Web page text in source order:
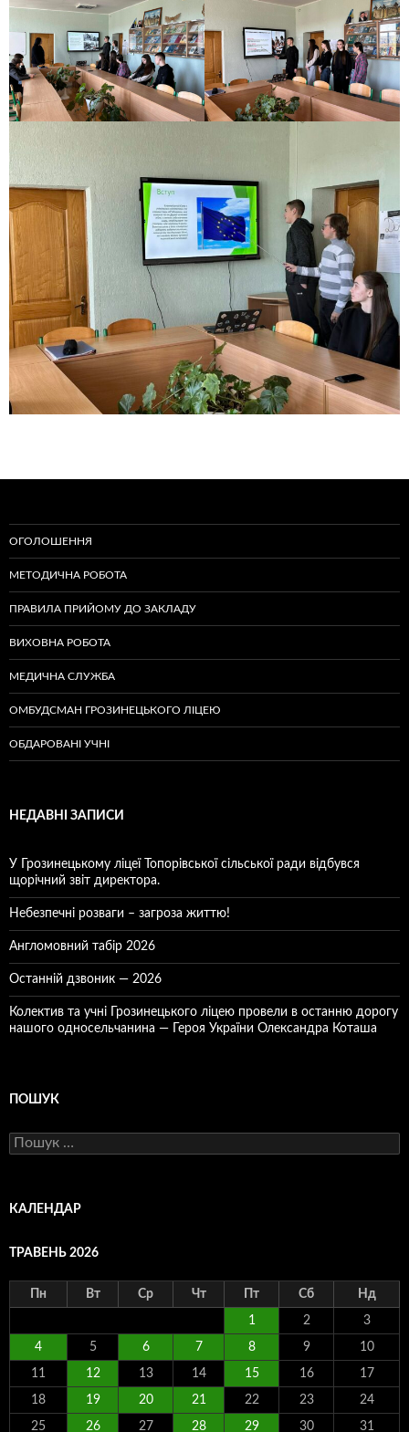
ОГОЛОШЕННЯ
МЕТОДИЧНА РОБОТА
ПРАВИЛА ПРИЙОМУ ДО ЗАКЛАДУ
ВИХОВНА РОБОТА
МЕДИЧНА СЛУЖБА
ОМБУДСМАН ГРОЗИНЕЦЬКОГО ЛІЦЕЮ
ОБДАРОВАНІ УЧНІ
НЕДАВНІ ЗАПИСИ
У Грозинецькому ліцеї Топорівської сільської ради відбувся
щорічний звіт директора.
Небезпечні розваги – загроза життю!
Англомовний табір 2026
Останній дзвоник — 2026
Колектив та учні Грозинецького ліцею провели в останню дорогу
нашого односельчанина — Героя України Олександра Коташа
ПОШУК
Пошук:
КАЛЕНДАР
ТРАВЕНЬ 2026
Пн Вт Ср Чт Пт Сб Нд
1 2 3
4 5 6 7 8 9 10
11 12 13 14 15 16 17
18 19 20 21 22 23 24
25 26 27 28 29 30 31